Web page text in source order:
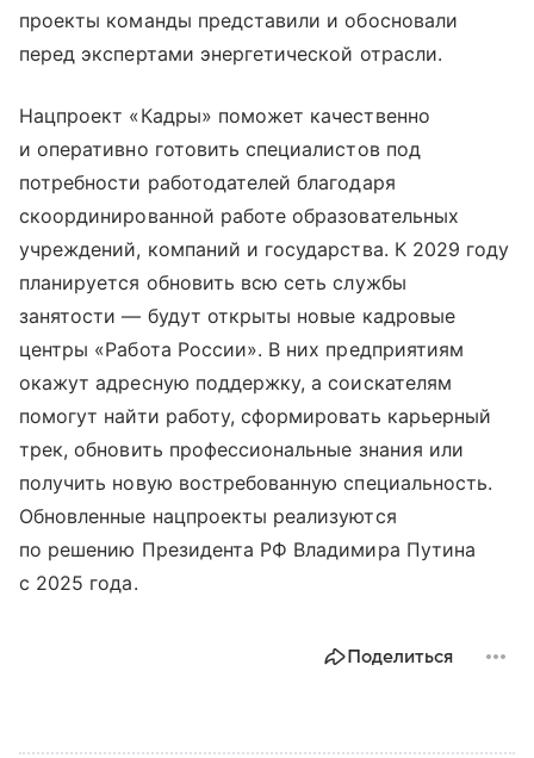
проекты команды представили и обосновали
перед экспертами энергетической отрасли.
Нацпроект «Кадры» поможет качественно
и оперативно готовить специалистов под
потребности работодателей благодаря
скоординированной работе образовательных
учреждений, компаний и государства. К 2029 году
планируется обновить всю сеть службы
занятости — будут открыты новые кадровые
центры «Работа России». В них предприятиям
окажут адресную поддержку, а соискателям
помогут найти работу, сформировать карьерный
трек, обновить профессиональные знания или
получить новую востребованную специальность.
Обновленные нацпроекты реализуются
по решению Президента РФ Владимира Путина
с 2025 года.
Поделиться